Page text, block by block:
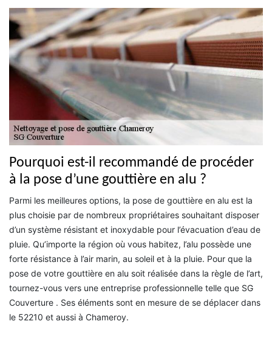
Pourquoi est-il recommandé de procéder
à la pose d’une gouttière en alu ?
Parmi les meilleures options, la pose de gouttière en alu est la
plus choisie par de nombreux propriétaires souhaitant disposer
d’un système résistant et inoxydable pour l’évacuation d’eau de
pluie. Qu’importe la région où vous habitez, l’alu possède une
forte résistance à l’air marin, au soleil et à la pluie. Pour que la
pose de votre gouttière en alu soit réalisée dans la règle de l’art,
tournez-vous vers une entreprise professionnelle telle que SG
Couverture . Ses éléments sont en mesure de se déplacer dans
le 52210 et aussi à Chameroy.